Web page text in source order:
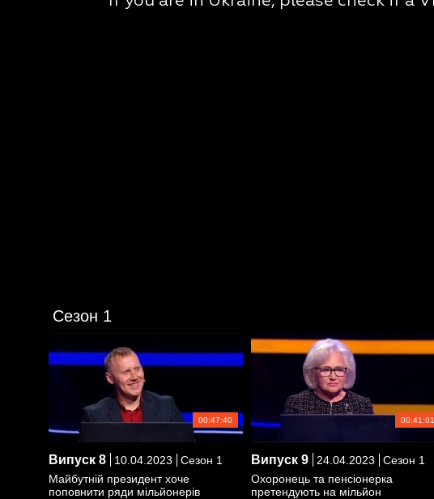
Сезон 1
00:47:40
Випуск 8 10.04.2023
Сезон 1
Майбутній президент хоче
поповнити ряди мільйонерів
00:41:01
Випуск 9 24.04.2023
Сезон 1
Охоронець та пенсіонерка
претендують на мільйон